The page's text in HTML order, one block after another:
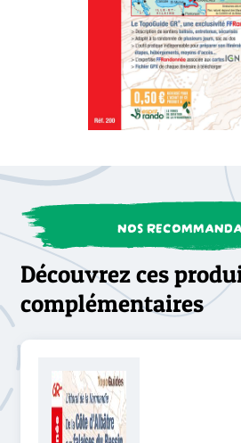
NOS
Découvrez ces
complémentaires